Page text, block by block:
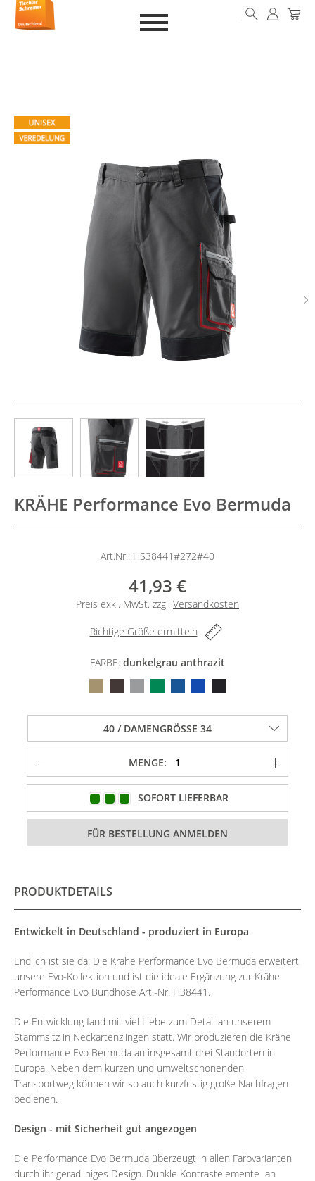
KRÄHE Performance Evo Bermuda
Art.Nr.: HS38441#272#40
41,93 €
Preis exkl. MwSt. zzgl. Versandkosten
Richtige Größe ermitteln
FARBE: dunkelgrau anthrazit
MENGE:
SOFORT LIEFERBAR
PRODUKTDETAILS
Entwickelt in Deutschland - produziert in Europa
Endlich ist sie da: Die Krähe Performance Evo Bermuda erweitert
unsere Evo-Kollektion und ist die ideale Ergänzung zur Krähe
Performance Evo Bundhose Art.-Nr. H38441.
Die Entwicklung fand mit viel Liebe zum Detail an unserem
Stammsitz in Neckartenzlingen statt. Wir produzieren die Krähe
Performance Evo Bermuda an insgesamt drei Standorten in
Europa. Neben dem kurzen und umweltschonenden
Transportweg können wir so auch kurzfristig große Nachfragen
bedienen.
Design - mit Sicherheit gut angezogen
Die Performance Evo Bermuda überzeugt in allen Farbvarianten
durch ihr geradliniges Design. Dunkle Kontrastelemente an